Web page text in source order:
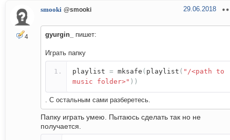
4
smooki @smooki 29.06.2018
gyurgin_ пишет:
Играть папку
playlist = mksafe ( playlist ( "/<path to
music folder>" ))
. С остальным сами разберетесь.
Папку играть умею. Пытаюсь сделать так но не
получается.